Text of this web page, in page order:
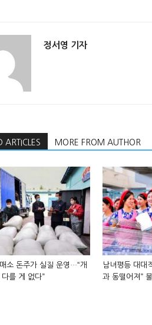
정서영 기자
ARTICLES MORE FROM AUTHOR
소 돈주가 실질 운영…“개
를 게 없다”
남녀평등 대대
과 동떨어져”